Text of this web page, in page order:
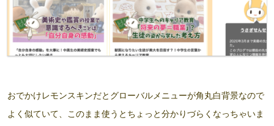
おでかけレモンスキンだとグローバルメニューが角丸白背景なので
よく似ていて、このまま使うとちょっと分かりづらくなっちゃいま